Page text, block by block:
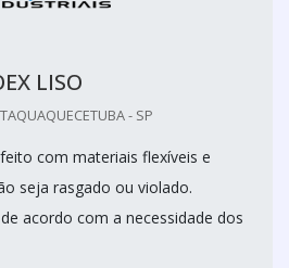
LISO
- SP
com materiais flexíveis e
seja rasgado ou violado.
acordo com a necessidade dos